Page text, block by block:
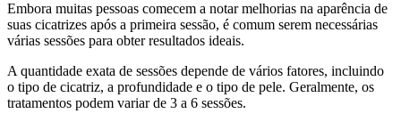
Embora muitas pessoas comecem a notar melhorias na aparência de
suas cicatrizes após a primeira sessão, é comum serem necessárias
várias sessões para obter resultados ideais.
A quantidade exata de sessões depende de vários fatores, incluindo
o tipo de cicatriz, a profundidade e o tipo de pele. Geralmente, os
tratamentos podem variar de 3 a 6 sessões.